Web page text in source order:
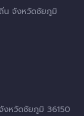
น จังหวัดชัยภูมิ
งหวัดชัยภูมิ 36150